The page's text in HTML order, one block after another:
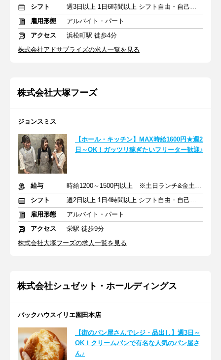
シフト
週3日以上 1日6時間以上 シフト自由・自己申告
雇用形態
アルバイト・パート
アクセス
浜松町駅 徒歩4分
株式会社アドサプライズの求人一覧を見る
株式会社大塚フーズ
ジョンスミス
【ホール・キッチン】MAX時給1600円★週2
日～OK！ガッツリ稼ぎたいフリーター歓迎♪
給与
時給1200～1500円以上 ※土日ランチ&金土ディナー…時給+100円
シフト
週2日以上 1日4時間以上 シフト自由・自己申告
雇用形態
アルバイト・パート
アクセス
栄駅 徒歩9分
株式会社大塚フーズの求人一覧を見る
株式会社シュゼット・ホールディングス
バックハウスイリエ園田本店
【街のパン屋さんでレジ・品出し】週3日～
OK！クリームパンで有名な人気のパン屋さ
ん♪